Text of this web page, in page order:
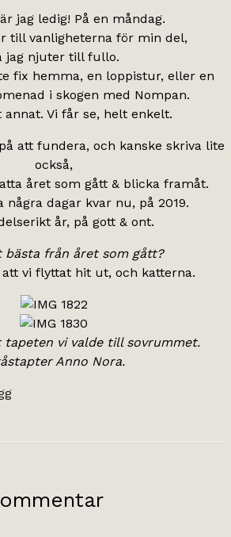
jag ledig! På en måndag.
till vanligheterna för min del,
jag njuter till fullo.
fix hemma, en loppistur, eller en
i skogen med Nompan.
annat. Vi får se, helt enkelt.
att fundera, och kanske skriva lite
också,
året som gått & blicka framåt.
några dagar kvar nu, på 2019.
år, på gott & ont.
bästa från året som gått?
vi flyttat hit ut, och katterna.
vi valde till sovrummet.
Anno Nora.